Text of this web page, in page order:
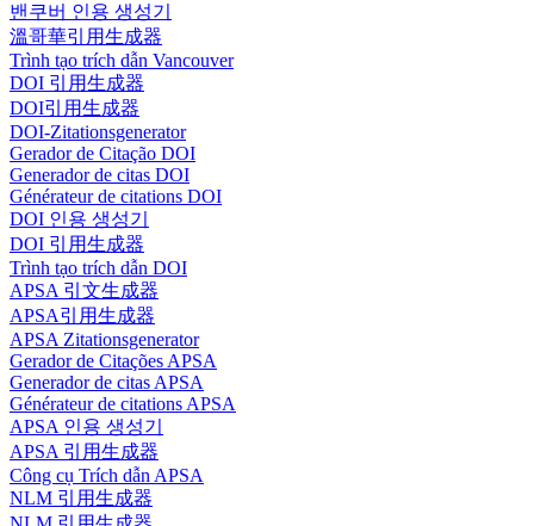
밴쿠버 인용 생성기
溫哥華引用生成器
Trình tạo trích dẫn Vancouver
DOI 引用生成器
DOI引用生成器
DOI-Zitationsgenerator
Gerador de Citação DOI
Generador de citas DOI
Générateur de citations DOI
DOI 인용 생성기
DOI 引用生成器
Trình tạo trích dẫn DOI
APSA 引文生成器
APSA引用生成器
APSA Zitationsgenerator
Gerador de Citações APSA
Generador de citas APSA
Générateur de citations APSA
APSA 인용 생성기
APSA 引用生成器
Công cụ Trích dẫn APSA
NLM 引用生成器